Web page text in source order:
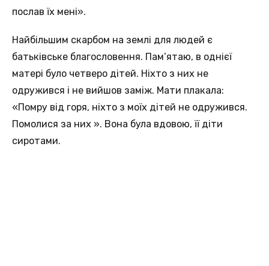
послав їх мені».
Найбільшим скарбом на землі для людей є
батьківське благословення. Пам’ятаю, в однієї
матері було четверо дітей. Ніхто з них не
одружився і не вийшов заміж. Мати плакала:
«Помру від горя, ніхто з моїх дітей не одружився.
Помолися за них ». Вона була вдовою, її діти
сиротами.